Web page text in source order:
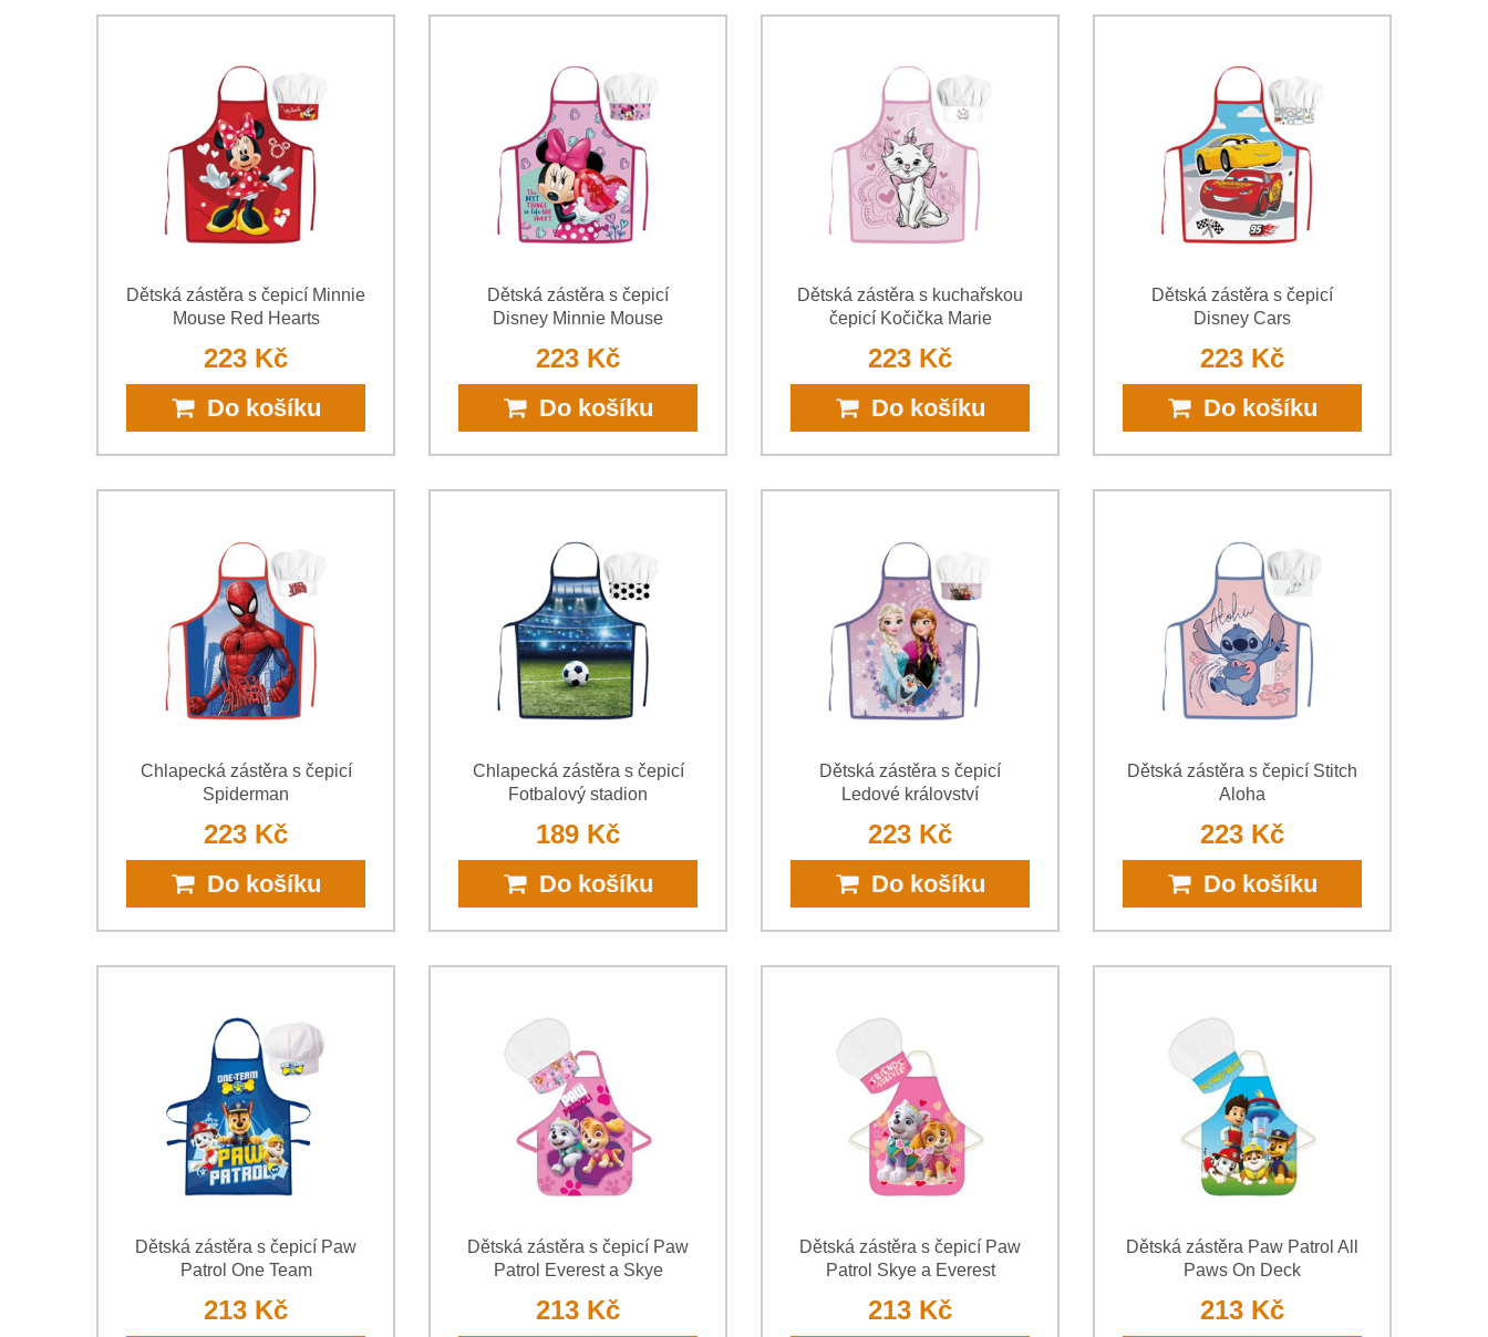
Dětská zástěra s čepicí Minnie
Mouse Red Hearts
223 Kč
Do košíku
Dětská zástěra s čepicí
Disney Minnie Mouse
223 Kč
Do košíku
Dětská zástěra s kuchařskou
čepicí Kočička Marie
223 Kč
Do košíku
Dětská zástěra s čepicí
Disney Cars
223 Kč
Do košíku
Chlapecká zástěra s čepicí
Spiderman
223 Kč
Do košíku
Chlapecká zástěra s čepicí
Fotbalový stadion
189 Kč
Do košíku
Dětská zástěra s čepicí
Ledové království
223 Kč
Do košíku
Dětská zástěra s čepicí Stitch
Aloha
223 Kč
Do košíku
Dětská zástěra s čepicí Paw
Patrol One Team
213 Kč
Dětská zástěra s čepicí Paw
Patrol Everest a Skye
213 Kč
Dětská zástěra s čepicí Paw
Patrol Skye a Everest
213 Kč
Dětská zástěra Paw Patrol All
Paws On Deck
213 Kč